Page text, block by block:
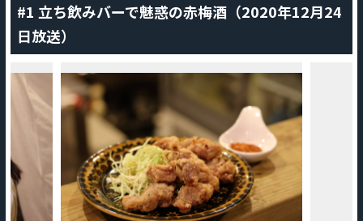
#1 立ち飲みバーで魅惑の赤梅酒（2020年12月24
日放送）